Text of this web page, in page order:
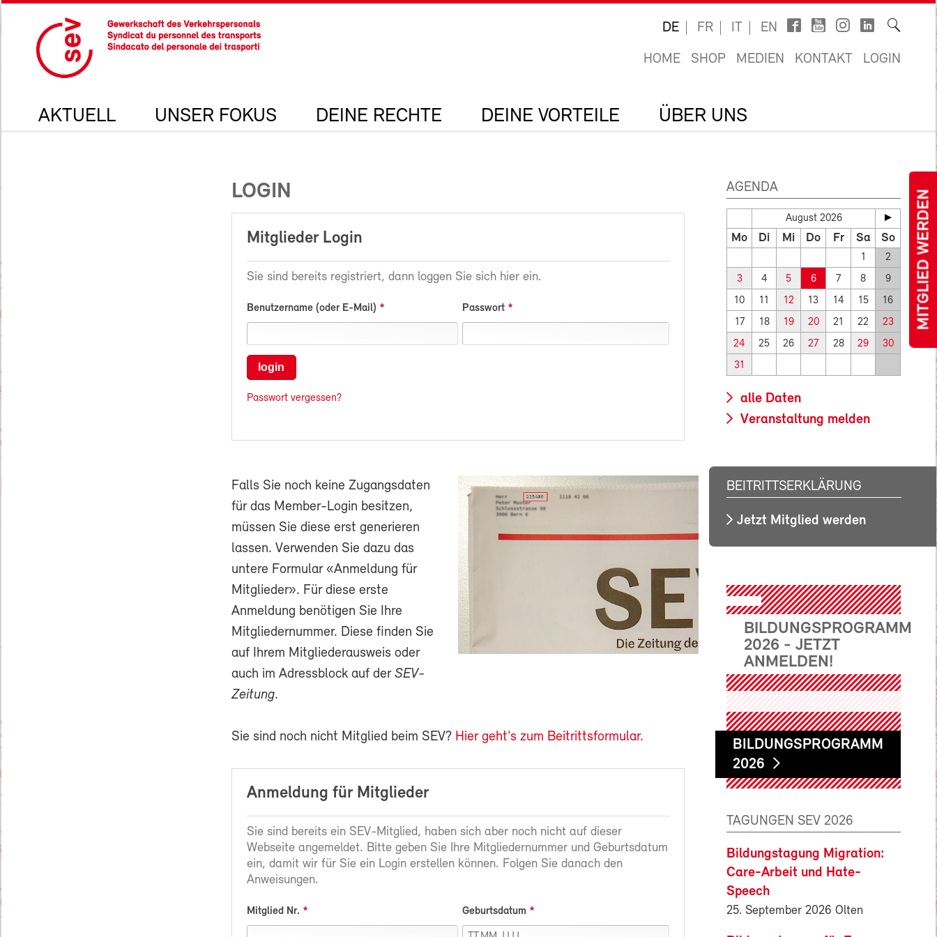
MITGLIED WERDEN
DE FR IT EN
HOME SHOP MEDIEN KONTAKT LOGIN
AKTUELL UNSER FOKUS DEINE RECHTE DEINE VORTEILE ÜBER UNS
LOGIN
Mitglieder Login
Sie sind bereits registriert, dann loggen Sie sich hier ein.
Benutzername (oder E-Mail) Passwort
login
Passwort vergessen?
Falls Sie noch keine Zugangsdaten
für das Member-Login besitzen,
müssen Sie diese erst generieren
lassen. Verwenden Sie dazu das
untere Formular «Anmeldung für
Mitglieder». Für diese erste
Anmeldung benötigen Sie Ihre
Mitgliedernummer. Diese finden Sie
auf Ihrem Mitgliederausweis oder
auch im Adressblock auf der SEV-
Zeitung.
Sie sind noch nicht Mitglied beim SEV? Hier geht’s zum Beitrittsformular.
Anmeldung für Mitglieder
Sie sind bereits ein SEV-Mitglied, haben sich aber noch nicht auf dieser
Webseite angemeldet. Bitte geben Sie Ihre Mitgliedernummer und Geburtsdatum
ein, damit wir für Sie ein Login erstellen können. Folgen Sie danach den
Anweisungen.
Mitglied Nr. Geburtsdatum
AGENDA
August 2026
Mo Di Mi Do Fr Sa So
1 2
3 4 5 6 7 8 9
10 11 12 13 14 15 16
17 18 19 20 21 22 23
24 25 26 27 28 29 30
31
alle Daten
Veranstaltung melden
BEITRITTSERKLÄRUNG
Jetzt Mitglied werden
BILDUNGSPROGRAMM
2026 - JETZT
ANMELDEN!
BILDUNGSPROGRAMM
2026
TAGUNGEN SEV 2026
Bildungstagung Migration:
Care-Arbeit und Hate-
Speech
25. September 2026 Olten